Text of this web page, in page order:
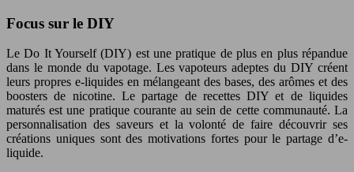
Focus sur le DIY
Le Do It Yourself (DIY) est une pratique de plus en plus répandue
dans le monde du vapotage. Les vapoteurs adeptes du DIY créent
leurs propres e-liquides en mélangeant des bases, des arômes et des
boosters de nicotine. Le partage de recettes DIY et de liquides
maturés est une pratique courante au sein de cette communauté. La
personnalisation des saveurs et la volonté de faire découvrir ses
créations uniques sont des motivations fortes pour le partage d’e-
liquide.